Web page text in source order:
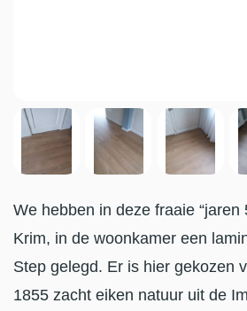
We hebben in deze fraaie “jaren
Krim, in de woonkamer een
Step gelegd. Er is hier gekozen
1855 zacht eiken natuur uit de